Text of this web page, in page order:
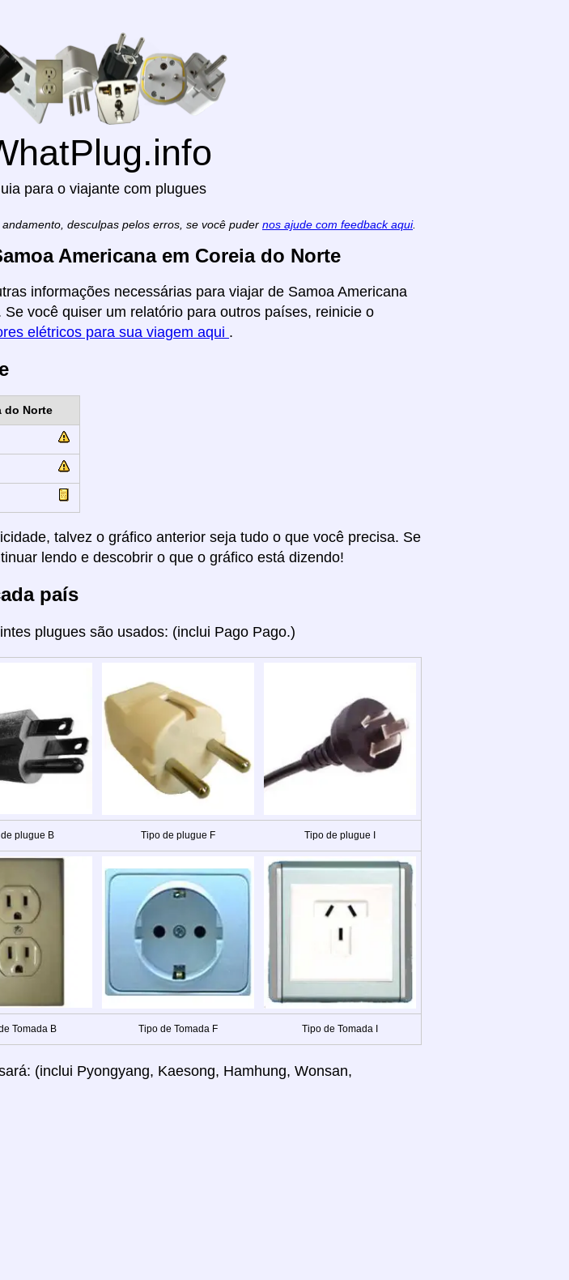
para o viajante com plugues
desculpas pelos erros, se você puder nos ajude com feedback aqui.
Americana em Coreia do Norte
informações necessárias para viajar de Samoa Americana
você quiser um relatório para outros países, reinicie o
elétricos para sua viagem aqui .
do Norte
talvez o gráfico anterior seja tudo o que você precisa. Se
lendo e descobrir o que o gráfico está dizendo!
país
plugues são usados: (inclui Pago Pago.)
plugue B Tipo de plugue F Tipo de plugue I
Tomada B Tipo de Tomada F Tipo de Tomada I
(inclui Pyongyang, Kaesong, Hamhung, Wonsan,